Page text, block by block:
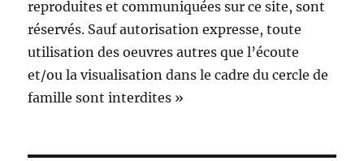
reproduites et communiquées sur ce site, sont
réservés. Sauf autorisation expresse, toute
utilisation des oeuvres autres que l’écoute
et/ou la visualisation dans le cadre du cercle de
famille sont interdites »